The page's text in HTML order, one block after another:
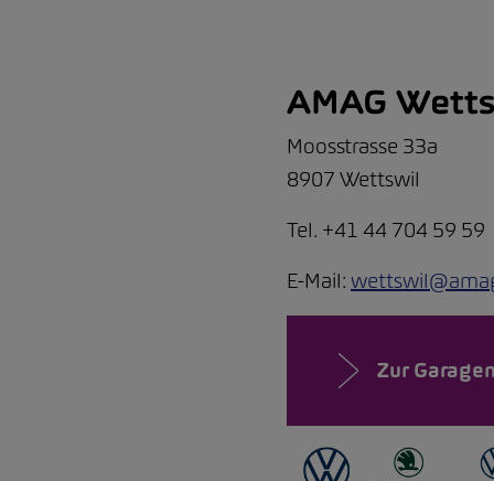
AMAG
Moosstrasse 33a
8907 Wettswil
Tel. +41 44 704 59 59
E-Mail:
Zur